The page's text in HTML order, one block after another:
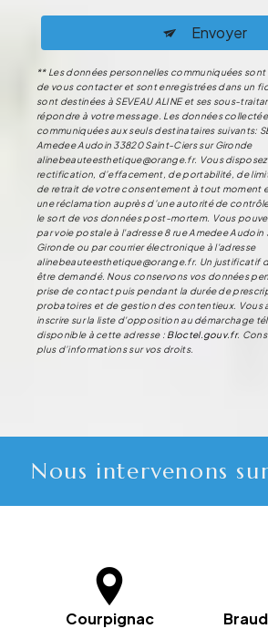
Envoyer
** Les données personnelles communiquées sont
de vous contacter et sont enregistrées dans un
sont destinées à SEVEAU ALINE et ses sous-
répondre à votre message. Les données
communiquées aux seuls destinataires suivants:
Amedee Audoin 33820 Saint-Ciers sur Gironde
alinebeauteesthetique@orange.fr. Vous
rectification, d’effacement, de portabilité, de
de retrait de votre consentement à tout moment
une réclamation auprès d’une autorité de
le sort de vos données post-mortem. Vous
par voie postale à l'adresse 8 rue Amedee Audoin
Gironde ou par courrier électronique à l'adresse
alinebeauteesthetique@orange.fr. Un justificatif
être demandé. Nous conservons vos données
prise de contact puis pendant la durée de
probatoires et de gestion des contentieux. Vous
inscrire sur la liste d'opposition au démarchage
disponible à cette adresse : Bloctel.gouv.fr.
plus d’informations sur vos droits.
Nous intervenons
Courpignac